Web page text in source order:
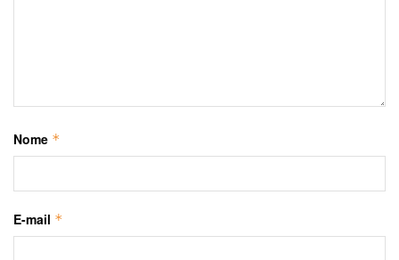
Nome *
E-mail *